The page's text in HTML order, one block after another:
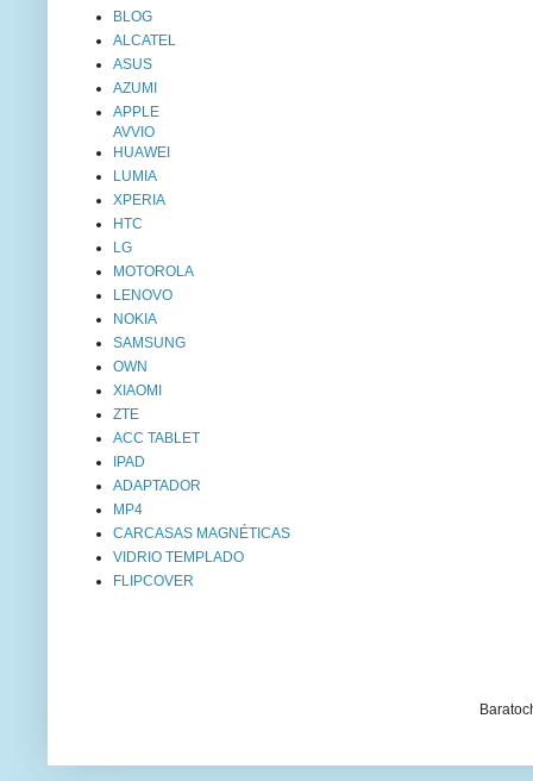
BLOG
ALCATEL
ASUS
AZUMI
APPLE
AVVIO
HUAWEI
LUMIA
XPERIA
HTC
LG
MOTOROLA
LENOVO
NOKIA
SAMSUNG
OWN
XIAOMI
ZTE
ACC TABLET
IPAD
ADAPTADOR
MP4
CARCASAS MAGNÉTICAS
VIDRIO TEMPLADO
FLIPCOVER